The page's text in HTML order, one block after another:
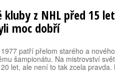
z NHL před 15
moc dobří
patří přelom starého a
šampionátu. Na mistrovství
let, ale není to tak zcela pravda.